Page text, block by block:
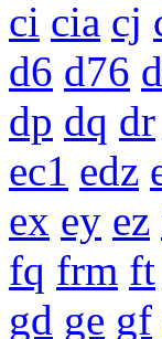
ci cia cj
d6 d76
dp dq dr
ec1 edz
ex ey ez
fq frm ft
gd ge gf